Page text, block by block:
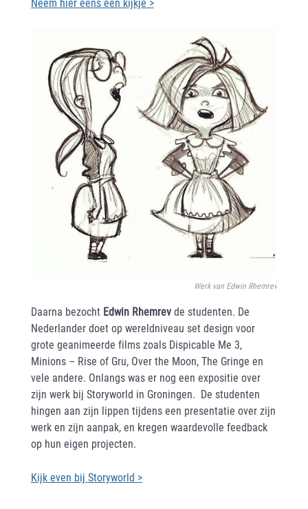
Werk van Edwin Rhemrev
Daarna bezocht Edwin Rhemrevde studenten. De
Nederlander doet op wereldniveau set design voor
grote geanimeerde films zoals Dispicable Me 3,
Minions – Rise of Gru, Over the Moon, The Gringe en
vele andere. Onlangs was er nog een expositie over
zijn werk bij Storyworld in Groningen. De studenten
hingen aan zijn lippen tijdens een presentatie over zijn
werk en zijn aanpak, en kregen waardevolle feedback
op hun eigen projecten.
Kijk even bij Storyworld >